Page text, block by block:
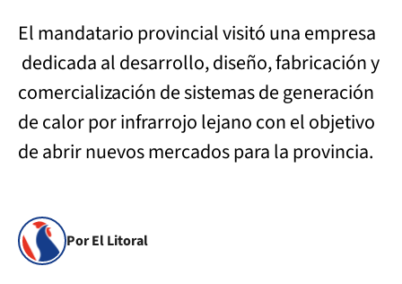
El mandatario provincial visitó una empresa
dedicada al desarrollo, diseño, fabricación y
comercialización de sistemas de generación
de calor por infrarrojo lejano con el objetivo
de abrir nuevos mercados para la provincia.
Por El Litoral